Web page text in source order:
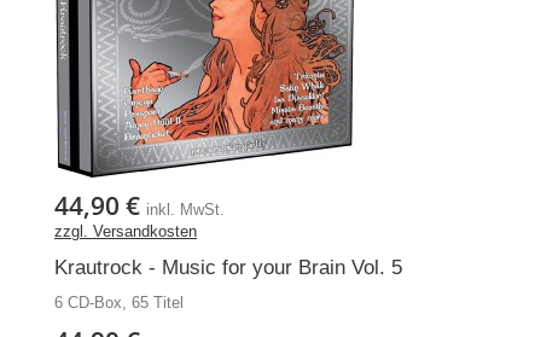
44,90 € inkl. MwSt.
zzgl. Versandkosten
Krautrock - Music for your Brain Vol. 5
6 CD-Box, 65 Titel